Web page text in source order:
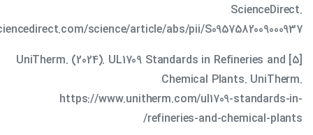
ScienceDirect.
science/article/abs/pii/S0957582009000937
[5] UniTherm. (2024). UL1709 Standards in Refineries and
Chemical Plants. UniTherm.
https://www.unitherm.com/ul1709-standards-in-
refineries-and-chemical-plants/